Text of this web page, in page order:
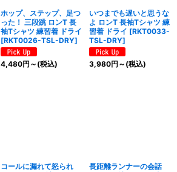
ホップ、ステップ、足つ
った！ 三段跳 ロンT 長
袖Tシャツ 練習着 ドライ
[RKT0026-TSL-DRY]
4,480円 ～ (税込)
いつまでも遅いと思うな
よ ロンT 長袖Tシャツ 練
習着 ドライ [RKT0033-
TSL-DRY]
3,980円 ～ (税込)
コールに漏れて怒られ
長距離ランナーの会話